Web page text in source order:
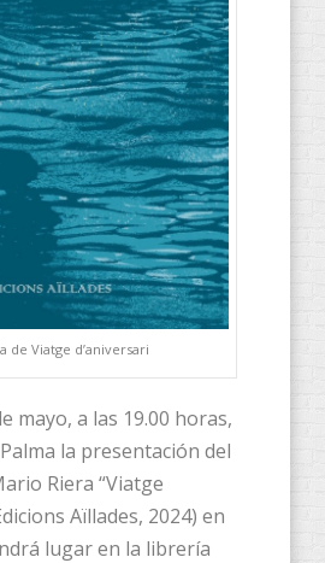
de Viatge d’aniversari
mayo, a las 19.00 horas,
la presentación del
Riera “Viatge
Aïllades, 2024) en
lugar en la librería